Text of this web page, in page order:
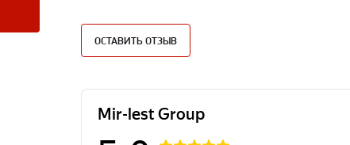
ОСТАВИТЬ ОТЗЫВ